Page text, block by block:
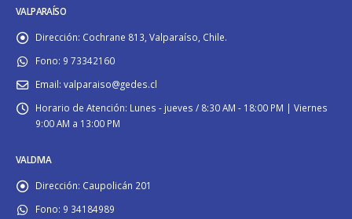
VALPARAÍSO
Dirección: Cochrane 813, Valparaíso, Chile.
Fono: 9 73342160
Email: valparaiso@gedes.cl
Horario de Atención: Lunes - jueves / 8:30 AM - 18:00 PM | Viernes
9:00 AM a 13:00 PM
VALDIVIA
Dirección: Caupolicán 201
Fono: 9 34184989